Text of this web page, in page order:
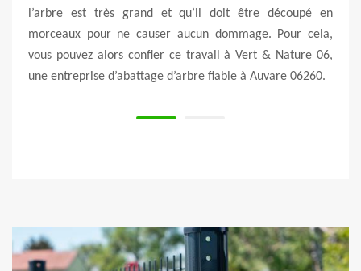
l’arbre est très grand et qu’il doit être découpé en
morceaux pour ne causer aucun dommage. Pour cela,
vous pouvez alors confier ce travail à Vert & Nature 06,
une entreprise d’abattage d’arbre fiable à Auvare 06260.